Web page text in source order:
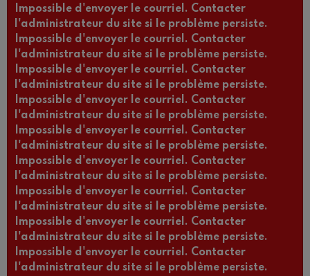
Impossible d'envoyer le courriel. Contacter
l'administrateur du site si le problème persiste.
Impossible d'envoyer le courriel. Contacter
l'administrateur du site si le problème persiste.
Impossible d'envoyer le courriel. Contacter
l'administrateur du site si le problème persiste.
Impossible d'envoyer le courriel. Contacter
l'administrateur du site si le problème persiste.
Impossible d'envoyer le courriel. Contacter
l'administrateur du site si le problème persiste.
Impossible d'envoyer le courriel. Contacter
l'administrateur du site si le problème persiste.
Impossible d'envoyer le courriel. Contacter
l'administrateur du site si le problème persiste.
Impossible d'envoyer le courriel. Contacter
l'administrateur du site si le problème persiste.
Impossible d'envoyer le courriel. Contacter
l'administrateur du site si le problème persiste.